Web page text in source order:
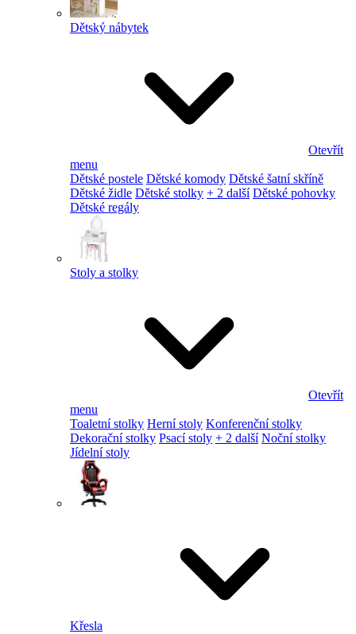
Dětský nábytek
Otevřít
menu
Dětské postele Dětské komody Dětské šatní skříně
Dětské židle Dětské stolky + 2 další Dětské pohovky
Dětské regály
Stoly a stolky
Otevřít
menu
Toaletní stolky Herní stoly Konferenční stolky
Dekorační stolky Psací stoly + 2 další Noční stolky
Jídelní stoly
Křesla